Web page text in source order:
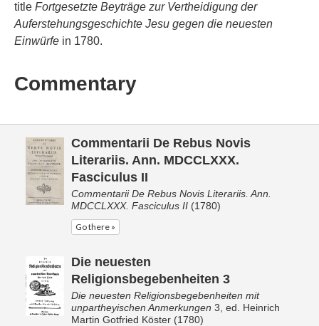
title Fortgesetzte Beyträge zur Vertheidigung der
Auferstehungsgeschichte Jesu gegen die neuesten
Einwürfe in 1780.
Commentary
Commentarii De Rebus Novis
Literariis. Ann. MDCCLXXX.
Fasciculus II
Commentarii De Rebus Novis Literariis. Ann.
MDCCLXXX. Fasciculus II (1780)
Go there »
Die neuesten
Religionsbegebenheiten 3
Die neuesten Religionsbegebenheiten mit
unpartheyischen Anmerkungen 3, ed. Heinrich
Martin Gotfried Köster (1780)